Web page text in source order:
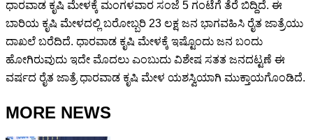
ಧಾರವಾಡ ಕೃಷಿ ಮೇಳಕ್ಕೆ ಮಂಗಳವಾರ ಸಂಜೆ 5 ಗಂಟೆಗೆ ತೆರೆ ಬಿದ್ದಿದೆ. ಈ
ಬಾರಿಯ ಕೃಷಿ ಮೇಳದಲ್ಲಿ ಬರೋಬ್ಬರಿ 23 ಲಕ್ಷ ಜನ ಭಾಗವಹಿಸಿ ರೈತ ಜಾತ್ರೆಯು
ದಾಖಲೆ ಬರೆದಿದೆ. ಧಾರವಾಡ ಕೃಷಿ ಮೇಳಕ್ಕೆ ಇಷ್ಟೊಂದು ಜನ ಬಂದು
ಹೋಗಿರುವುದು ಇದೇ ಮೊದಲು ಎಂಬುದು ವಿಶೇಷ ಸತತ ಜನದಟ್ಟಣೆ ಈ
ವರ್ಷದ ರೈತ ಜಾತ್ರೆ ಧಾರವಾಡ ಕೃಷಿ ಮೇಳ ಯಶಸ್ವಿಯಾಗಿ ಮುಕ್ತಾಯಗೊಂಡಿದೆ.
MORE NEWS